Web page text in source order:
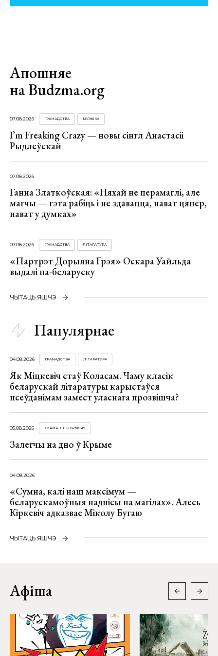
Апошняе
на Budzma.org
07.08.2026 ГРАМАДСТВА МУЗЫКА
I’m Freaking Crazy — новы сінгл Анастасіі
Рыдлеўскай
07.08.2026
Ганна Златкоўская: «Няхай не перамаглі, але
магчы — гэта рабіць і не здавацца, нават цяпер,
нават у думках»
07.08.2026 ГРАМАДСТВА ЛІТАРАТУРА
«Партрэт Дорыяна Грэя» Оскара Уайльда
выдалі па-беларуску
ЧЫТАЦЬ ЯШЧЭ
Папулярнае
04.08.2026 ГРАМАДСТВА ЛІТАРАТУРА
Як Міцкевіч стаў Коласам. Чаму класік
беларускай літаратуры карыстаўся
псеўданімам замест уласнага прозвішча?
05.08.2026 «МАМА, НЕ ЖУРЫСЯ!»
Залегчы на дно ў Крыме
04.08.2026
«Сумна, калі наш максімум —
беларускамоўныя надпісы на магілах». Алесь
Кіркевіч адказвае Міколу Бугаю
ЧЫТАЦЬ ЯШЧЭ
Афіша